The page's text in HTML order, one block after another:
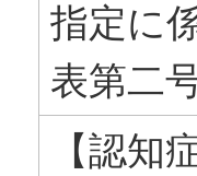
指定に
表第二
【認知